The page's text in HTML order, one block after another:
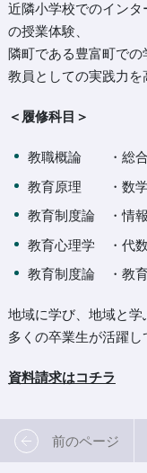
近隣小学校でのイン
の授業体験、
隣町である豊富町での
教員としての実践力を
＜履修科目＞
教職概論 ・総合
教育原理 ・数
教育制度論 ・情
教育心理学 ・代
教育制度論 ・教
地域に学び、地域と学
多くの卒業生が活躍し
資料請求はコチラ
前のページ